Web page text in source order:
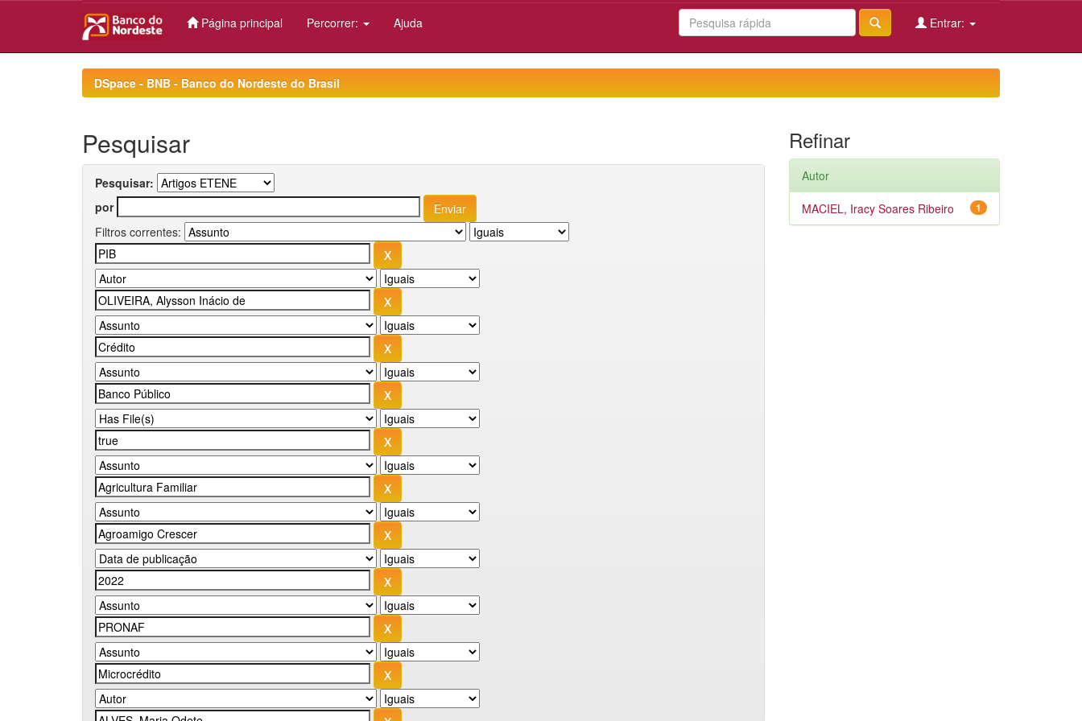
Página principal Percorrer: Ajuda Entrar:
DSpace - BNB - Banco do Nordeste do Brasil
Pesquisar
Pesquisar:
por
Filtros correntes:
Refinar
Autor
1
MACIEL, Iracy Soares Ribeiro